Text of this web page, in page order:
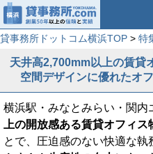
貸事務所ドットコム横浜TOP > 特
天井高2,700mm以上の賃貸
空間デザインに優れたオ
横浜駅・みなとみらい・関内
上の開放感ある賃貸オフィス
とで、圧迫感のない快適な執